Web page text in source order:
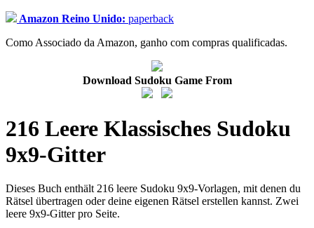
Amazon Reino Unido: paperback
Como Associado da Amazon, ganho com compras qualificadas.
Download Sudoku Game From
216 Leere Klassisches Sudoku
9x9-Gitter
Dieses Buch enthält 216 leere Sudoku 9x9-Vorlagen, mit denen du
Rätsel übertragen oder deine eigenen Rätsel erstellen kannst. Zwei
leere 9x9-Gitter pro Seite.